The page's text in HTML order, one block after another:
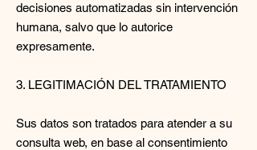
decisiones automatizadas sin intervención
humana, salvo que lo autorice
expresamente.
3. LEGITIMACIÓN DEL TRATAMIENTO
Sus datos son tratados para atender a su
consulta web, en base al consentimiento